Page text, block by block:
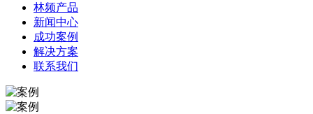
林频产品
新闻中心
成功案例
解决方案
联系我们